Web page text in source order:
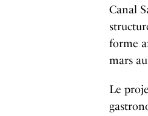
Canal
forme
mars
Le